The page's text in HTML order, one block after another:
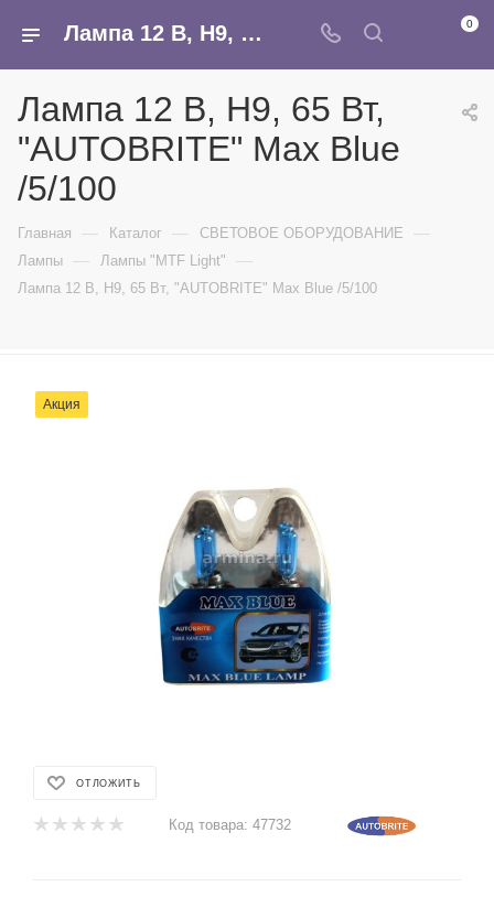
Лампа 12 В, Н9, 65 Вт, "AUTOBRITE" Max Blue /5/100 - купить в интернет-магазине Армина 0
Лампа 12 В, Н9, 65 Вт,
"AUTOBRITE" Max Blue
/5/100
Главная — Каталог — СВЕТОВОЕ ОБОРУДОВАНИЕ —
Лампы — Лампы "MTF Light" —
Лампа 12 В, Н9, 65 Вт, "AUTOBRITE" Max Blue /5/100
Акция
ОТЛОЖИТЬ
Код товара: 47732